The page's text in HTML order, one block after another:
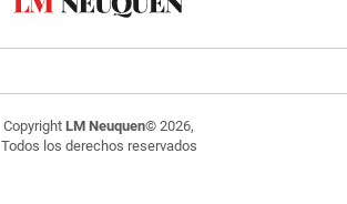
Copyright LM Neuquen© 2026,
Todos los derechos reservados